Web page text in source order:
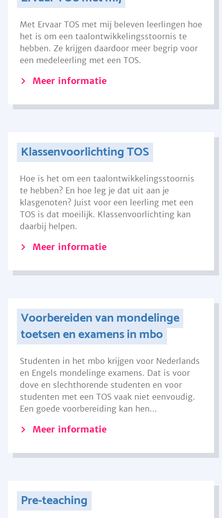
Met Ervaar TOS met mij beleven leerlingen hoe
het is om een taalontwikkelingsstoornis te
hebben. Ze krijgen daardoor meer begrip voor
een medeleerling met een TOS.
Meer informatie
Klassenvoorlichting TOS
Hoe is het om een taalontwikkelingsstoornis
te hebben? En hoe leg je dat uit aan je
klasgenoten? Juist voor een leerling met een
TOS is dat moeilijk. Klassenvoorlichting kan
daarbij helpen.
Meer informatie
Voorbereiden van mondelinge
toetsen en examens in mbo
Studenten in het mbo krijgen voor Nederlands
en Engels mondelinge examens. Dat is voor
dove en slechthorende studenten en voor
studenten met een TOS vaak niet eenvoudig.
Een goede voorbereiding kan hen...
Meer informatie
Pre-teaching